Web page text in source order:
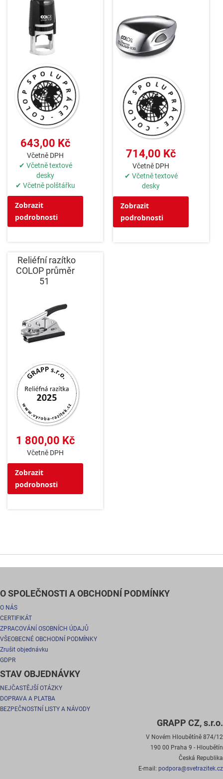
643,00 Kč
Včetně DPH
✔ Včetně textové
desky
✔ Včetně polštářku
Zobrazit
podrobnosti
714,00 Kč
Včetně DPH
✔ Včetně textové
desky
Zobrazit
podrobnosti
Reliéfní razítko
COLOP průměr
51
1 800,00 Kč
Včetně DPH
Zobrazit
podrobnosti
O SPOLEČNOSTI A OBCHODNÍ PODMÍNKY
O NÁS
CERTIFIKÁT
ZPRACOVÁNÍ OSOBNÍCH ÚDAJŮ
VŠEOBECNÉ OBCHODNÍ PODMÍNKY
Zrušit objednávku
GDPR
STAV OBJEDNÁVKY
NEJČASTĚJŠÍ OTÁZKY
DOPRAVA A PLATBA
BEZPEČNOSTNÍ LISTY A NÁVODY
GRAPP CZ, s.r.o.
V Novém Hloubětíně 874/12
190 00 Praha 9 - Hloubětín
Česká Republika
E-mail: podpora@svetrazitek.cz